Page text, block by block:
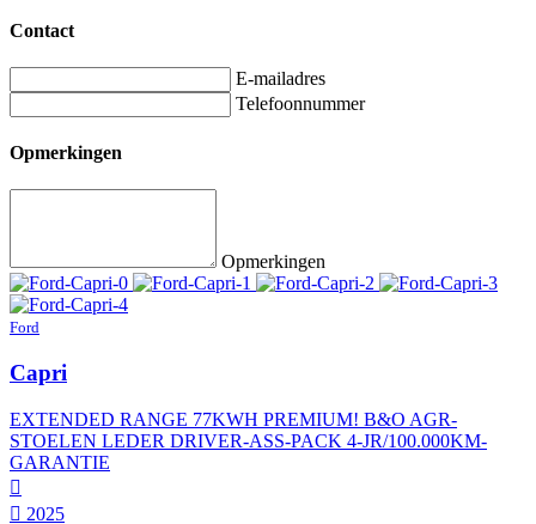
Contact
E-mailadres
Telefoonnummer
Opmerkingen
Opmerkingen
Ford
Capri
EXTENDED RANGE 77KWH PREMIUM! B&O AGR-
STOELEN LEDER DRIVER-ASS-PACK 4-JR/100.000KM-
GARANTIE
2025